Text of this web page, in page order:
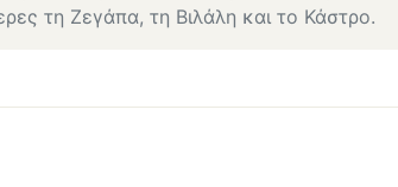
τη Ζεγάπα, τη Βιλάλη και το Κάστρο.